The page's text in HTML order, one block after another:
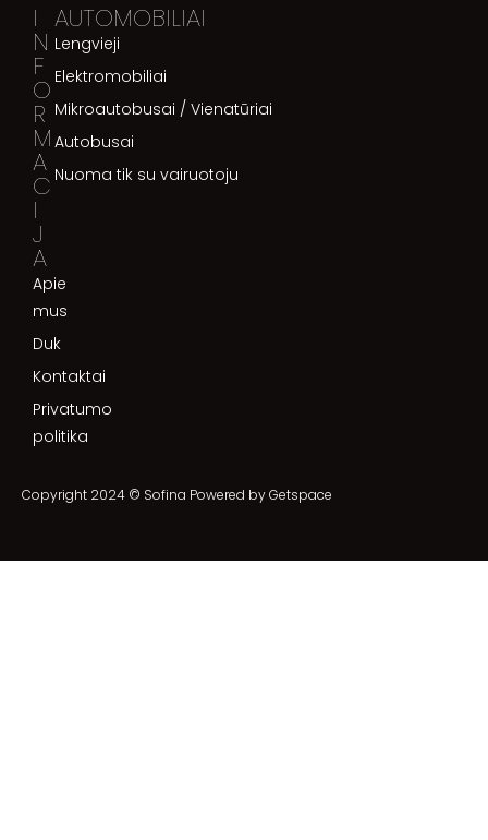
I
N
F
O
R
M
A
C
I
J
A
Apie
mus
Duk
Kontaktai
Privatumo
politika
AUTOMOBILIAI
Lengvieji
Elektromobiliai
Mikroautobusai / Vienatūriai
Autobusai
Nuoma tik su vairuotoju
Copyright 2024 © Sofina Powered byGetspace